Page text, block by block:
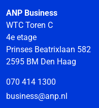
ANP Business
WTC Toren C
4e etage
Prinses Beatrixlaan 582
2595 BM Den Haag
070 414 1300
business@anp.nl